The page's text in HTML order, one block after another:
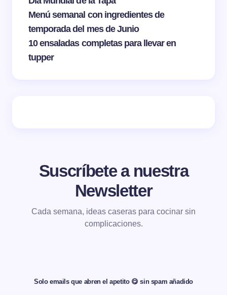
Menú semanal con ingredientes de
temporada del mes de Junio
10 ensaladas completas para llevar en
tupper
Suscríbete a nuestra
Newsletter
Cada semana, ideas caseras para cocinar sin
complicaciones.
Solo emails que abren el apetito 😋 sin spam añadido